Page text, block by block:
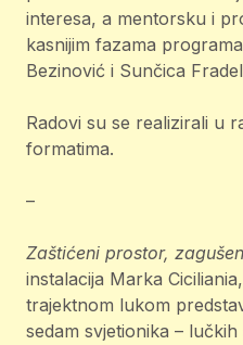
interesa, a mentorsku i
kasnijim fazama
Bezinović i Sunčica
Radovi su se realizirali u
formatima.
–
Zaštićeni prostor,
instalacija Marka
trajektnom lukom
sedam svjetionika –